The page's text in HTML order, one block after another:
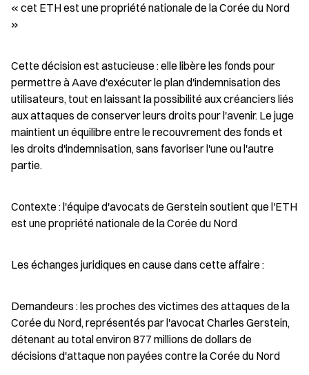
« cet ETH est une propriété nationale de la Corée du Nord
»
Cette décision est astucieuse : elle libère les fonds pour
permettre à Aave d'exécuter le plan d'indemnisation des
utilisateurs, tout en laissant la possibilité aux créanciers liés
aux attaques de conserver leurs droits pour l'avenir. Le juge
maintient un équilibre entre le recouvrement des fonds et
les droits d'indemnisation, sans favoriser l'une ou l'autre
partie.
Contexte : l'équipe d'avocats de Gerstein soutient que l'ETH
est une propriété nationale de la Corée du Nord
Les échanges juridiques en cause dans cette affaire :
Demandeurs : les proches des victimes des attaques de la
Corée du Nord, représentés par l'avocat Charles Gerstein,
détenant au total environ 877 millions de dollars de
décisions d'attaque non payées contre la Corée du Nord